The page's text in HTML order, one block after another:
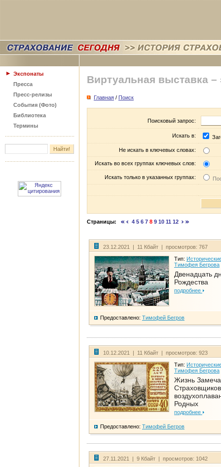
Экспонаты
Пресса
Пресс-релизы
События (Фото)
Библиотека
Термины
Виртуальная выставка –
Главная / Поиск
Поисковый запрос:
Искать в:
Не искать в ключевых словах:
Искать во всех группах ключевых слов:
Искать только в указанных группах:
Страницы: 4 5 6 7 8 9 10 11 12
23.12.2021 | 11 Кбайт | просмотров: 767
Тип:
Тимофея Бегрова
Двенадцать
Рождества
подробнее
Предоставлено: Тимофей Бегров
10.12.2021 | 11 Кбайт | просмотров: 923
Тип:
Тимофея Бегрова
Жизнь
Родных
подробнее
Предоставлено: Тимофей Бегров
27.11.2021 | 9 Кбайт | просмотров: 1042